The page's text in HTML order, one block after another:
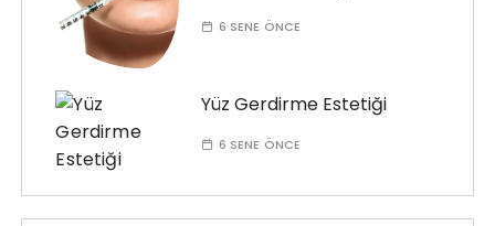
6 SENE ÖNCE
Yüz Gerdirme Estetiği
6 SENE ÖNCE